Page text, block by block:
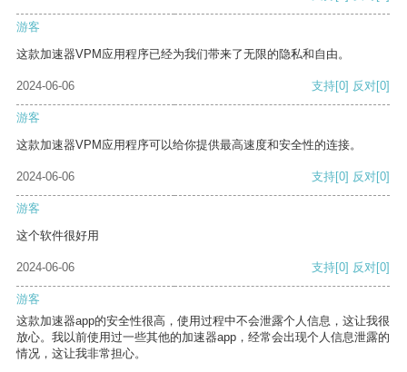
游客
这款加速器VPM应用程序已经为我们带来了无限的隐私和自由。
2024-06-06 支持[0] 反对[0]
游客
这款加速器VPM应用程序可以给你提供最高速度和安全性的连接。
2024-06-06 支持[0] 反对[0]
游客
这个软件很好用
2024-06-06 支持[0] 反对[0]
游客
这款加速器app的安全性很高，使用过程中不会泄露个人信息，这让我很
放心。我以前使用过一些其他的加速器app，经常会出现个人信息泄露的
情况，这让我非常担心。